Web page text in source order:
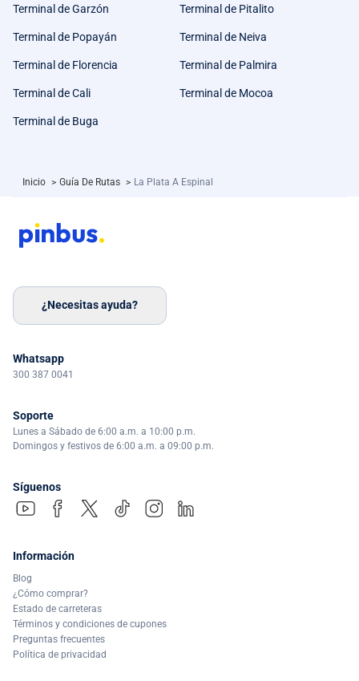
Terminal de Garzón Terminal de Pitalito
Terminal de Popayán Terminal de Neiva
Terminal de Florencia Terminal de Palmira
Terminal de Cali Terminal de Mocoa
Terminal de Buga
Inicio > Guía De Rutas > La Plata A Espinal
¿Necesitas ayuda?
Whatsapp
300 387 0041
Soporte
Lunes a Sábado de 6:00 a.m. a 10:00 p.m.
Domingos y festivos de 6:00 a.m. a 09:00 p.m.
Síguenos
Información
Blog
¿Cómo comprar?
Estado de carreteras
Términos y condiciones de cupones
Preguntas frecuentes
Política de privacidad